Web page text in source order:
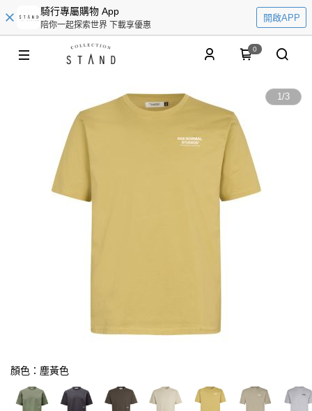
騎行專屬購物 App
陪你一起探索世界 下載享優惠
開啟APP
0
1/3
顏色：塵黃色